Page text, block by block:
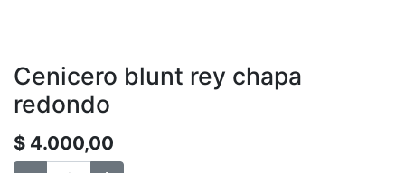
Cenicero blunt rey chapa
redondo
$ 4.000,00